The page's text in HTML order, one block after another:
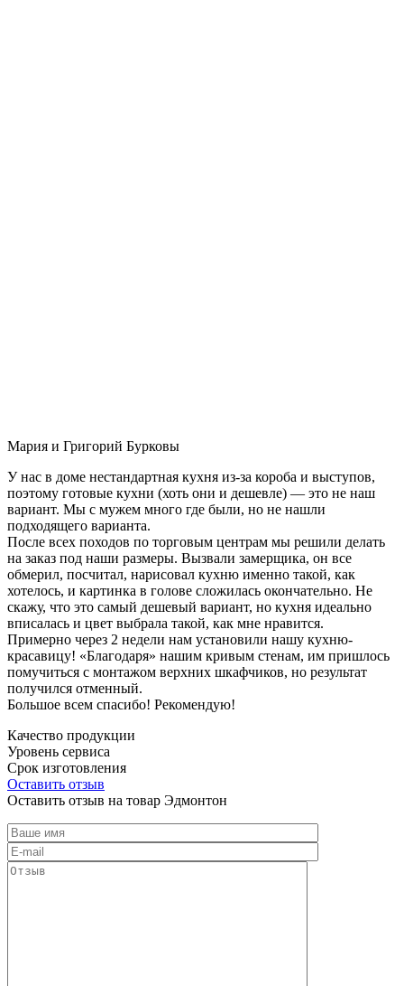
Мария и Григорий Бурковы
У нас в доме нестандартная кухня из-за короба и выступов,
поэтому готовые кухни (хоть они и дешевле) — это не наш
вариант. Мы с мужем много где были, но не нашли
подходящего варианта.
После всех походов по торговым центрам мы решили делать
на заказ под наши размеры. Вызвали замерщика, он все
обмерил, посчитал, нарисовал кухню именно такой, как
хотелось, и картинка в голове сложилась окончательно. Не
скажу, что это самый дешевый вариант, но кухня идеально
вписалась и цвет выбрала такой, как мне нравится.
Примерно через 2 недели нам установили нашу кухню-
красавицу! «Благодаря» нашим кривым стенам, им пришлось
помучиться с монтажом верхних шкафчиков, но результат
получился отменный.
Большое всем спасибо! Рекомендую!
Качество продукции
Уровень сервиса
Срок изготовления
Оставить отзыв
Оставить отзыв на товар Эдмонтон